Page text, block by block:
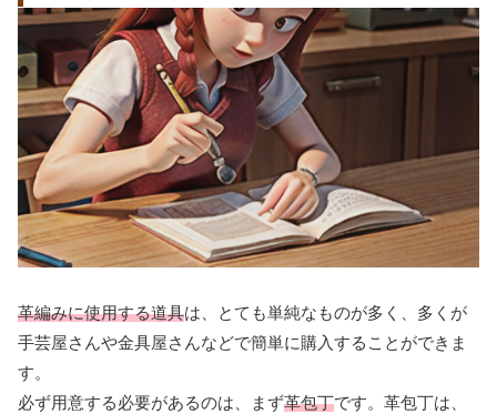
革編みに使用する道具は、とても単純なものが多く、多くが
手芸屋さんや金具屋さんなどで簡単に購入することができま
す。
必ず用意する必要があるのは、まず革包丁です。革包丁は、